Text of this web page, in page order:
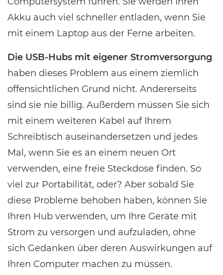
Akku auch viel schneller entladen, wenn Sie
mit einem Laptop aus der Ferne arbeiten.
Die USB-Hubs mit eigener Stromversorgung
haben dieses Problem aus einem ziemlich
offensichtlichen Grund nicht. Andererseits
sind sie nie billig. Außerdem müssen Sie sich
mit einem weiteren Kabel auf Ihrem
Schreibtisch auseinandersetzen und jedes
Mal, wenn Sie es an einem neuen Ort
verwenden, eine freie Steckdose finden. So
viel zur Portabilität, oder? Aber sobald Sie
diese Probleme behoben haben, können Sie
Ihren Hub verwenden, um Ihre Geräte mit
Strom zu versorgen und aufzuladen, ohne
sich Gedanken über deren Auswirkungen auf
Ihren Computer machen zu müssen.